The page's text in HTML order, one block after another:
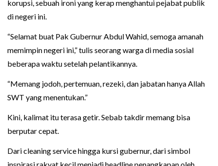
korupsi, sebuah ironi yang kerap menghantui pejabat publik
di negeri ini.
“Selamat buat Pak Gubernur Abdul Wahid, semoga amanah
memimpin negeri ini,” tulis seorang warga di media sosial
beberapa waktu setelah pelantikannya.
“Memang jodoh, pertemuan, rezeki, dan jabatan hanya Allah
SWT yang menentukan.”
Kini, kalimat itu terasa getir. Sebab takdir memang bisa
berputar cepat.
Dari cleaning service hingga kursi gubernur, dari simbol